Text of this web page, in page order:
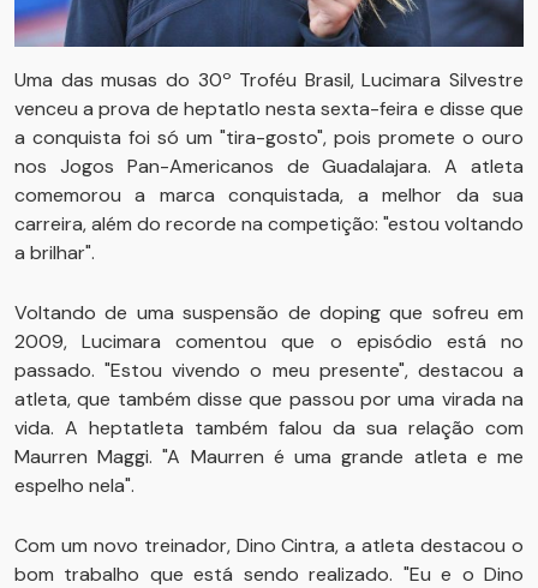
Uma das musas do 30º Troféu Brasil, Lucimara Silvestre
venceu a prova de heptatlo nesta sexta-feira e disse que
a conquista foi só um "tira-gosto", pois promete o ouro
nos Jogos Pan-Americanos de Guadalajara. A atleta
comemorou a marca conquistada, a melhor da sua
carreira, além do recorde na competição: "estou voltando
a brilhar".
Voltando de uma suspensão de doping que sofreu em
2009, Lucimara comentou que o episódio está no
passado. "Estou vivendo o meu presente", destacou a
atleta, que também disse que passou por uma virada na
vida. A heptatleta também falou da sua relação com
Maurren Maggi. "A Maurren é uma grande atleta e me
espelho nela".
Com um novo treinador, Dino Cintra, a atleta destacou o
bom trabalho que está sendo realizado. "Eu e o Dino